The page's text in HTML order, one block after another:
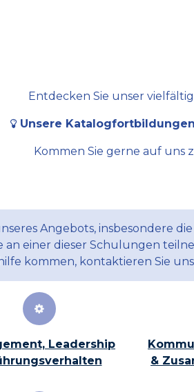
Entdecken Sie unser
Unsere
Kommen Sie gerne auf uns
Angebots, insbesondere
an einer dieser Schulungen
kommen, kontaktieren Sie
Leadership
&